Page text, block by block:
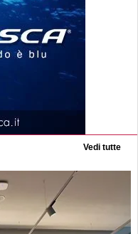
Vedi tutte